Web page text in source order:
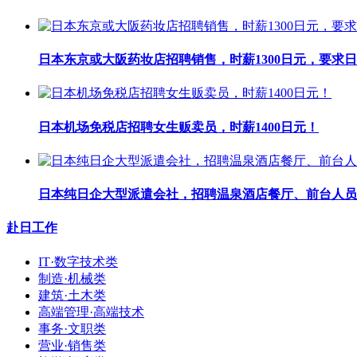
日本东京或大阪药妆店招聘销售，时薪1300日元，要求
日本机场免税店招聘女生贩卖员，时薪1400日元！
日本纯日企大型派遣会社，招聘温泉酒店餐厅、前台人员
赴日工作
IT·数字技术类
制造·机械类
建筑·土木类
高端管理·高端技术
事务·文职类
营业·销售类